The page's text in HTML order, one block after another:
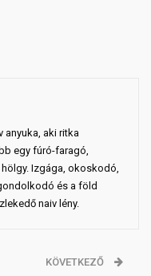
anyuka, aki ritka
egy fúró-faragó,
Izgága, okoskodó,
és a föld
naiv lény.
KÖVETKEZŐ